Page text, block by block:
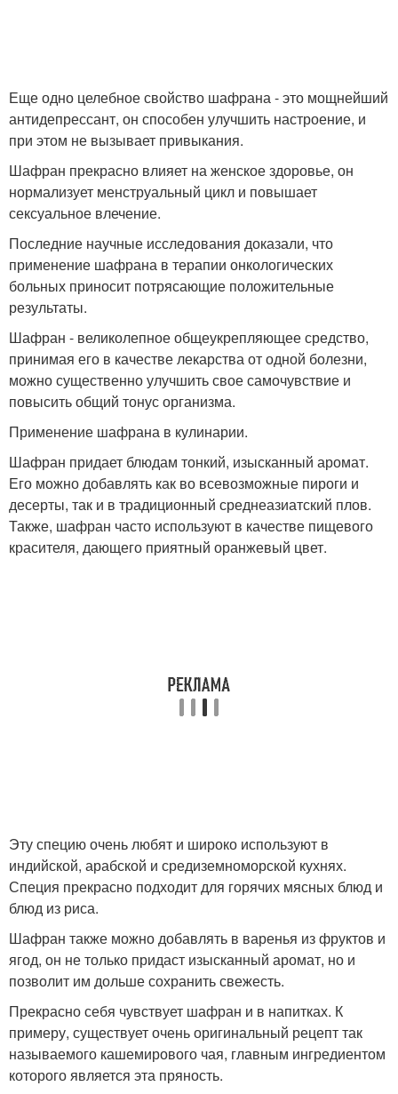
Еще одно целебное свойство шафрана - это мощнейший
антидепрессант, он способен улучшить настроение, и
при этом не вызывает привыкания.
Шафран прекрасно влияет на женское здоровье, он
нормализует менструальный цикл и повышает
сексуальное влечение.
Последние научные исследования доказали, что
применение шафрана в терапии онкологических
больных приносит потрясающие положительные
результаты.
Шафран - великолепное общеукрепляющее средство,
принимая его в качестве лекарства от одной болезни,
можно существенно улучшить свое самочувствие и
повысить общий тонус организма.
Применение шафрана в кулинарии.
Шафран придает блюдам тонкий, изысканный аромат.
Его можно добавлять как во всевозможные пироги и
десерты, так и в традиционный среднеазиатский плов.
Также, шафран часто используют в качестве пищевого
красителя, дающего приятный оранжевый цвет.
Эту специю очень любят и широко используют в
индийской, арабской и средиземноморской кухнях.
Специя прекрасно подходит для горячих мясных блюд и
блюд из риса.
Шафран также можно добавлять в варенья из фруктов и
ягод, он не только придаст изысканный аромат, но и
позволит им дольше сохранить свежесть.
Прекрасно себя чувствует шафран и в напитках. К
примеру, существует очень оригинальный рецепт так
называемого кашемирового чая, главным ингредиентом
которого является эта пряность.